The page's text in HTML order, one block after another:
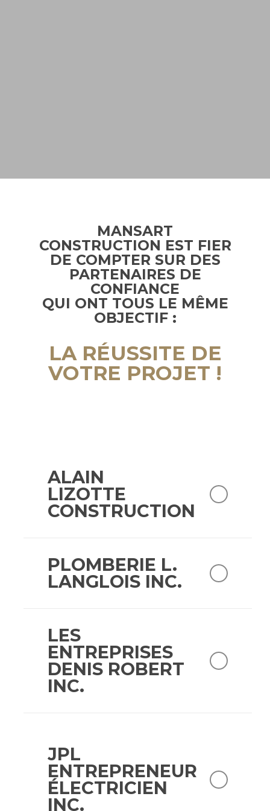
MANSART
CONSTRUCTION EST FIER
DE COMPTER SUR DES
PARTENAIRES DE
CONFIANCE
QUI ONT TOUS LE MÊME
OBJECTIF :
LA RÉUSSITE DE
VOTRE PROJET !
ALAIN
LIZOTTE
CONSTRUCTION
PLOMBERIE L.
LANGLOIS INC.
LES
ENTREPRISES
DENIS ROBERT
INC.
JPL
ENTREPRENEUR
ÉLECTRICIEN
INC.